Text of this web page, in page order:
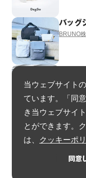
バッグ
BRUNO
BRUNO
Dell
Dell
ヘル
当ウェブサイト
ています。「同
き当ウェブサイ
とができます。
は、
クッキーポ
同意